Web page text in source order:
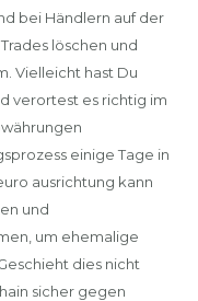
bei Händlern auf der
löschen und
Vielleicht hast Du
verortest es richtig im
einige Tage in
ausrichtung kann
und
um ehemalige
dies nicht
sicher gegen